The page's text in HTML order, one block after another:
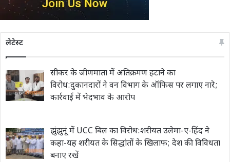
लेटेस्ट
सीकर के जीणमाता में अतिक्रमण हटाने का
विरोध:दुकानदारों ने वन विभाग के ऑफिस पर लगाए नारे;
कार्रवाई में भेदभाव के आरोप
झुंझुनूं में UCC बिल का विरोध:शरीयत उलेमा-ए-हिंद ने
कहा-यह शरीयत के सिद्धांतों के खिलाफ; देश की विविधता
बनाए रखें